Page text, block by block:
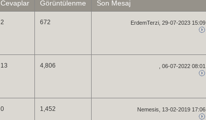
Cevaplar Görüntülenme Son Mesaj
2 672 ErdemTerzi , 29-07-2023 15:09
13 4,806 , 06-07-2022 08:01
0 1,452 Nemesis , 13-02-2019 17:06